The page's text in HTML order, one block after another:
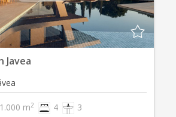
Javea
1.000 m2 4 3